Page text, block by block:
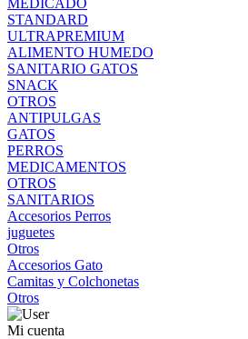
MEDICADO
STANDARD
ULTRAPREMIUM
ALIMENTO HUMEDO
SANITARIO GATOS
SNACK
OTROS
ANTIPULGAS
GATOS
PERROS
MEDICAMENTOS
OTROS
SANITARIOS
Accesorios Perros
juguetes
Otros
Accesorios Gato
Camitas y Colchonetas
Otros
Mi cuenta